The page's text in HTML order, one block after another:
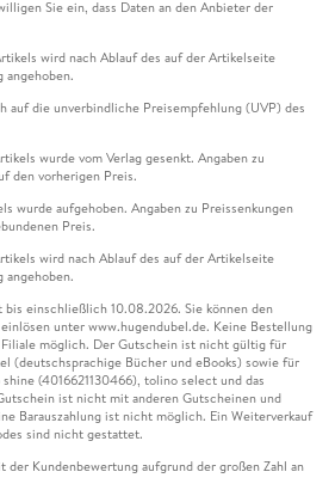
Sie ein, dass Daten an den Anbieter der
wird nach Ablauf des auf der Artikelseite
angehoben.
auf die unverbindliche Preisempfehlung (UVP) des
wurde vom Verlag gesenkt. Angaben zu
den vorherigen Preis.
wurde aufgehoben. Angaben zu Preissenkungen
Preis.
wird nach Ablauf des auf der Artikelseite
angehoben.
bis einschließlich 10.08.2026. Sie können den
unter www.hugendubel.de. Keine Bestellung
möglich. Der Gutschein ist nicht gültig für
(deutschsprachige Bücher und eBooks) sowie für
(4016621130466), tolino select und das
ist nicht mit anderen Gutscheinen und
Barauszahlung ist nicht möglich. Ein Weiterverkauf
sind nicht gestattet.
der Kundenbewertung aufgrund der großen Zahl an